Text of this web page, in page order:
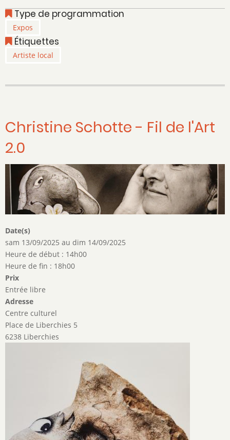
Diane
Tenret
Au
Type de programmation
Expos
Étiquettes
Artiste local
Christine Schotte - Fil de l'Art
2.0
Date(s)
sam 13/09/2025 au dim 14/09/2025
Heure de début : 14h00
Heure de fin : 18h00
Prix
Entrée libre
Adresse
Centre culturel
Place de Liberchies 5
6238 Liberchies